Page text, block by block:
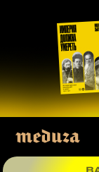
материалам